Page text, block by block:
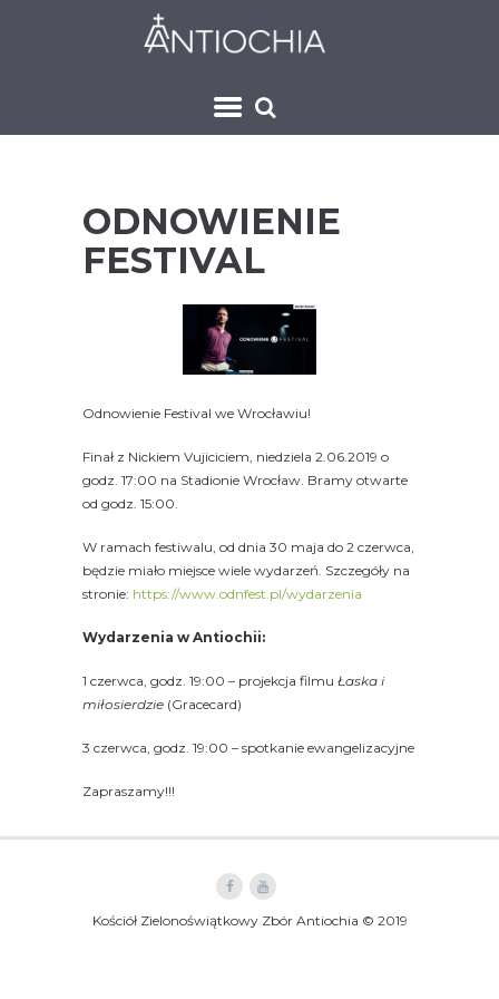
ODNOWIENIE
FESTIVAL
Odnowienie Festival we Wrocławiu!
Finał z Nickiem Vujiciciem, niedziela 2.06.2019 o
godz. 17:00 na Stadionie Wrocław. Bramy otwarte
od godz. 15:00.
W ramach festiwalu, od dnia 30 maja do 2 czerwca,
będzie miało miejsce wiele wydarzeń. Szczegóły na
stronie: https://www.odnfest.pl/wydarzenia
Wydarzenia w Antiochii:
1 czerwca, godz. 19:00 – projekcja filmu Łaska i
miłosierdzie (Gracecard)
3 czerwca, godz. 19:00 – spotkanie ewangelizacyjne
Zapraszamy!!!
Kościół Zielonoświątkowy Zbór Antiochia © 2019